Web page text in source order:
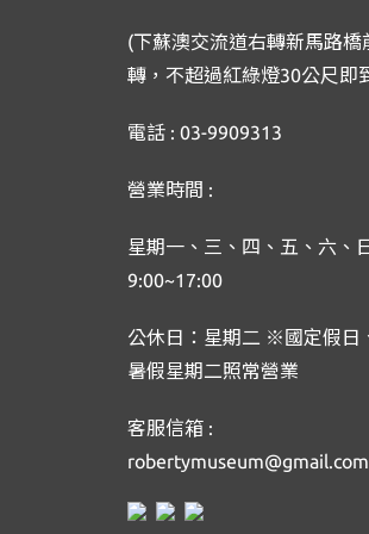
(下蘇澳交流道右轉新馬路橋
轉，不超過紅綠燈30公尺即
電話 : 03-9909313
營業時間 :
星期一、三、四、五、六、
9:00~17:00
公休日：星期二 ※國定假日
暑假星期二照常營業
客服信箱 :
robertymuseum@gmail.com